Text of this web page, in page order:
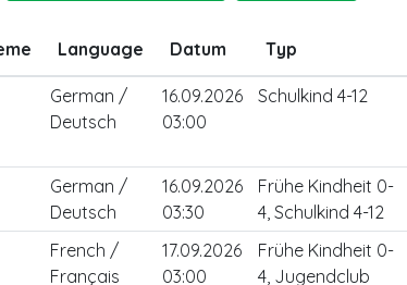
Language Datum Typ
German /
Deutsch
16.09.2026
03:00
Schulkind 4-12
German /
Deutsch
16.09.2026
03:30
Frühe Kindheit 0-
4, Schulkind 4-12
French /
Français
17.09.2026
03:00
Frühe Kindheit 0-
4, Jugendclub